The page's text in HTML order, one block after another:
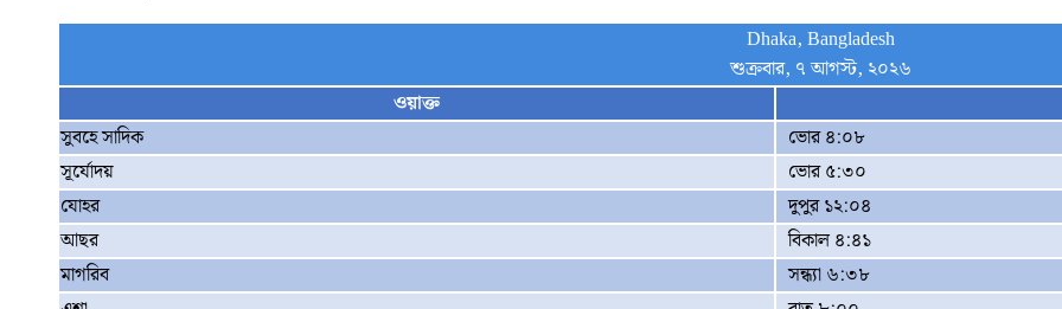
Dhaka, Bangladesh
শুক্রবার, ৭ আগস্ট, ২০২৬
ওয়াক্ত
সুবহে সাদিক
ভোর ৪:০৮
সূর্যোদয়
ভোর ৫:৩০
যোহর
দুপুর ১২:০৪
আছর
বিকাল ৪:৪১
মাগরিব
সন্ধ্যা ৬:৩৮